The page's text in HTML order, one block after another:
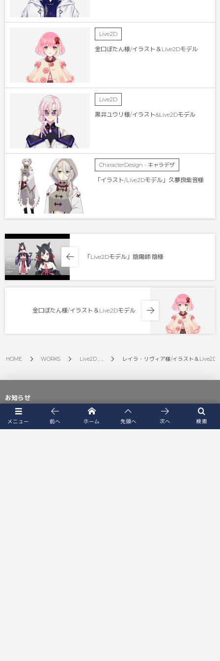
Live2D
金口ぼたん様/イラスト＆Live2Dモデル
Live2D
黒井ユウリ様/イラスト&Live2Dモデル
CharacterDesign - キャラデザ
「イラスト/Live2Dモデル」久夢良紫音様
「Live2Dモデル」陰陽師 陰様
金口ぼたん様/イラスト＆Live2Dモデル
HOME WORKS Live2D , … レイラ・リヴィア様/イラスト＆Live2D
お知らせ
Jan 17, 2021
メニュー 検索
前へ ホーム 先頭へ 次へ